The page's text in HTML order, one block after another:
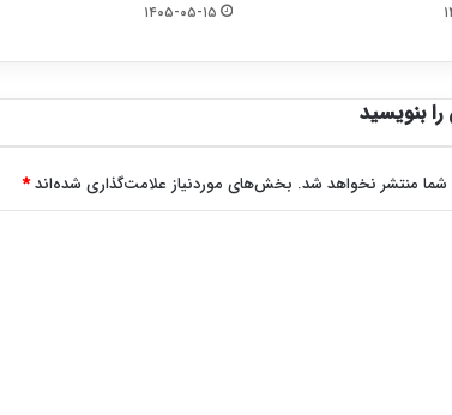
۱۴۰۵-۰۵-۱۵
بنویسید
شما منتشر نخواهد شد. بخش‌های موردنیاز علامت‌گذاری شده‌اند*